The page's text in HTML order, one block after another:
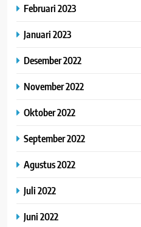
Februari 2023
Januari 2023
Desember 2022
November 2022
Oktober 2022
September 2022
Agustus 2022
Juli 2022
Juni 2022